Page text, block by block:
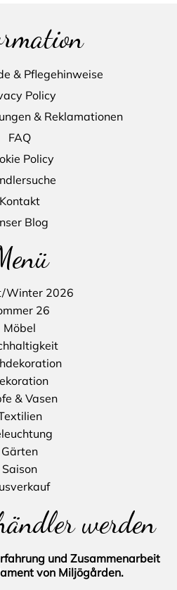
& Pflegehinweise
Policy
& Reklamationen
FAQ
Policy
Kontakt
Blog
Winter 2026
26
Möbel
& Vasen
Gärten
Saison
werden
und Zusammenarbeit
von Miljögården.